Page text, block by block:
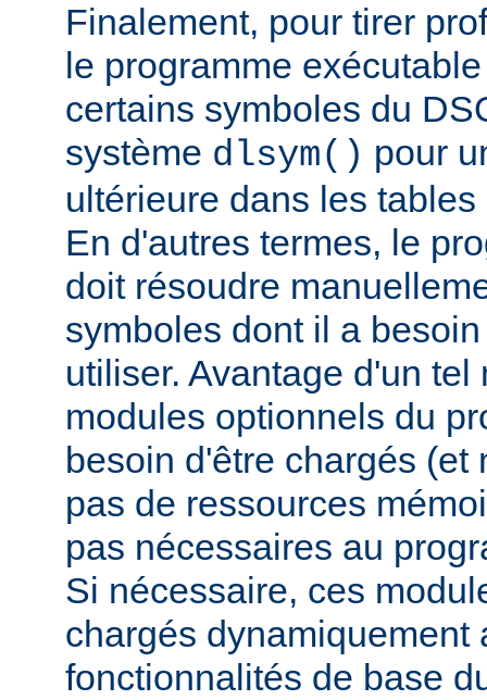
Finalement, pour tirer
le programme
certains symboles du
système dlsym() pour
ultérieure dans les
En d'autres termes, le
doit résoudre
symboles dont il a
utiliser. Avantage d'un
modules optionnels du
besoin d'être chargés (et
pas de ressources
pas nécessaires au
Si nécessaire, ces
chargés dynamiquement
fonctionnalités de base